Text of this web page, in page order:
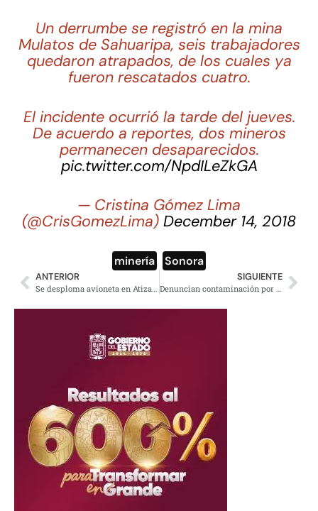
Un derrumbe se registró en la mina
Mulatos de Sahuaripa, seis trabajadores
quedaron atrapados, de los cuales ya
fueron rescatados cuatro.
El incidente ocurrió la tarde del jueves.
De acuerdo a reportes, dos mineros
permanecen desaparecidos.
pic.twitter.com/NpdILeZkGA
— Cristina Gómez Lima
(@CrisGomezLima) December 14, 2018
minería Sonora
ANTERIOR
Se desploma avioneta en Atizapán, Edomex, dos muertos
SIGUIENTE
Denuncian contaminación por planta de lodos en La Paz, BC